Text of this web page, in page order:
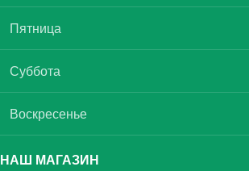
Пятница
Суббота
Воскресенье
НАШ МАГАЗИН